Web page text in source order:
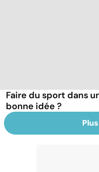
Faire du sport dans
bonne idée ?